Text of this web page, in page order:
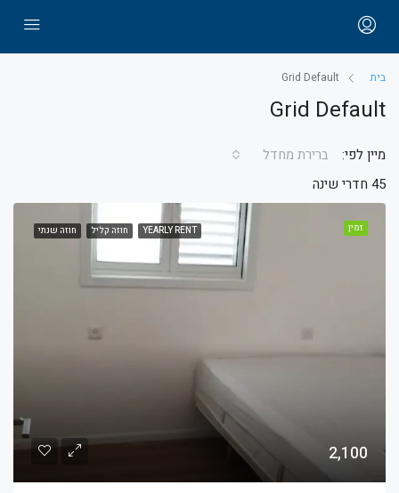
בית Grid Default
Grid Default
45 חדרי שינה
מיין לפי: ברירת מחדל
זמין YEARLY RENT חוזה קליל חוזה שנתי
2,100